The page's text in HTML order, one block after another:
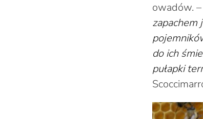
owadów. –
zapachem
do ich
pułapki